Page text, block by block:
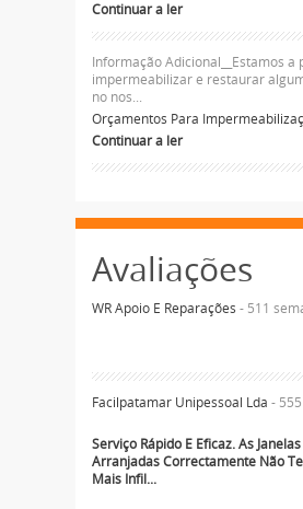
Continuar a ler
Informação Adicional__Estamos a
impermeabilizar e restaurar
no nos...
Orçamentos Para
Continuar a ler
Avaliações
WR Apoio E Reparações - 511
Facilpatamar Unipessoal Lda -
Serviço Rápido E Eficaz. As
Arranjadas Correctamente Não
Mais Infil...